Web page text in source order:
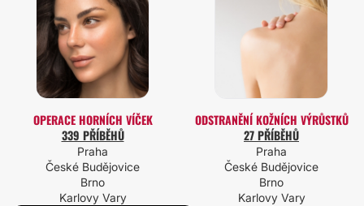
OPERACE HORNÍCH VÍČEK
339 PŘÍBĚHŮ
Praha
České Budějovice
Brno
Karlovy Vary
ODSTRANĚNÍ KOŽNÍCH VÝRŮSTKŮ
27 PŘÍBĚHŮ
Praha
České Budějovice
Brno
Karlovy Vary